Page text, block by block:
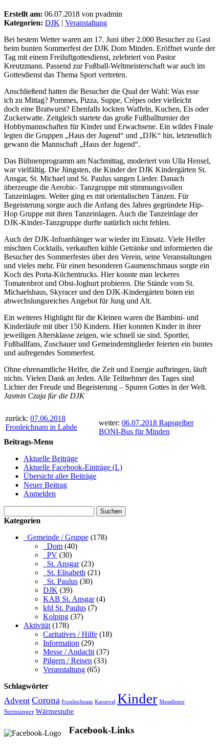
Erstellt am: 06.07.2018 von pvadmin
Kategorien: DJK | Veranstaltung
Bei bestem Wetter waren am 17. Juni über 2.000 Besucher zu Gast
beim bunten Sommerfest der DJK Dom Minden. Eröffnet wurde der
Tag mit einem Freiluftgottesdienst, zelebriert von Pastor
Kreutzmann. Passend zur Fußball-Weltmeisterschaft war auch im
Gottesdienst das Thema Sport vertreten.
Anschließend hatten die Besucher die Qual der Wahl: Was esse
ich zu Mittag? Pommes, Pizza, Suppe, Crèpes oder vielleicht
doch eine Bratwurst? Ebenfalls lockten Waffeln, Kuchen, Eis oder
Zuckerwatte. Zeitgleich startete das große Fußballturnier der
Hobbymannschaften für Kinder und Erwachsene. Ein wildes Finale
legten die Gruppen „Haus der Jugend“ und „DJK“ hin, letztendlich
gewann die Mannschaft „Haus der Jugend“.
Das Bühnenprogramm am Nachmittag, moderiert von Ulla Hensel,
war vielfältig. Die Jüngsten, die Kinder der DJK Kindergärten St.
Ansgar, St. Michael und St. Paulus sangen Lieder. Danach
überzeugte die Aerobic- Tanzgruppe mit stimmungsvollen
Tanzeinlagen. Weiter ging es mit orientalischen Tänzen. Für
Begeisterung sorgte auch die Anfang des Jahres gegründete Hip-
Hop Gruppe mit ihren Tanzeinlagen. Auch die Tanzeinlage der
DJK-Kinder-Tanzgruppe durfte natürlich nicht fehlen.
Auch der DJK-Infoanhänger war wieder im Einsatz. Viele Helfer
mischten Cocktails, verkauften kühle Getränke und informierten die
Besucher des Sommerfestes über den Verein, seine Veranstaltungen
und vieles mehr. Für einen besonderen Gaumenschmaus sorgte ein
Koch des Porta-Küchentrucks. Hier konnte man leckeres
Tomatenbrot und Obst-Joghurt probieren. Die Stände vom St.
Michaelshaus, Skyracer und den DJK-Kindergärten boten ein
abwechslungsreiches Angebot für Jung und Alt.
Ein weiteres Highlight für die Kleinen waren die Bambini- und
Kinderläufe mit über 150 Kindern. Hier konnten Kinder in ihrer
jeweiligen Altersklasse zeigen, wie schnell sie sind. Sportler,
Fußballfans, Zuschauer und Gemeindemitglieder feierten ein buntes
und aufregendes Sommerfest.
Ohne ehrenamtliche Helfer, die Zeit und Energie aufbringen, läuft
nichts. Vielen Dank an Jeden. Alle Teilnehmer des Tages sind
Lichter der Freude und Begeisterung – Spuren Gottes in der Welt.
Jasmin Czaja für die DJK
zurück: 07.06.2018
Fronleichnam in Lahde
weiter: 06.07.2018 Rapsgelber
BONI-Bus für Minden
Beitrags-Menu
Aktuelle Beiträge
Aktuelle Facebook-Einträge (L)
Übersicht aller Beiträge
Neuer Beitrag
Anmelden
nach:
Kategorien
_Gemeinde / Gruppe (178)
_Dom (40)
_PV (30)
_St. Ansgar(23)
_St. Elisabeth (21)
_St. Paulus (30)
DJK (39)
KAB St. Ansgar(4)
kfd St. Paulus (7)
Kolping (37)
Aktivität (178)
Caritatives / Hilfe (18)
Information (29)
Messe / Andacht (37)
Pilgern / Reisen (33)
Veranstaltung (65)
Schlagwörter
Advent Corona Fronleichnam Karneval Kinder Messdiener
Sternsinger Wärmestube
Facebook-Links